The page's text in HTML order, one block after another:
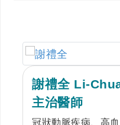
謝禮全 Li-
主治醫師
冠狀動脈疾病、高